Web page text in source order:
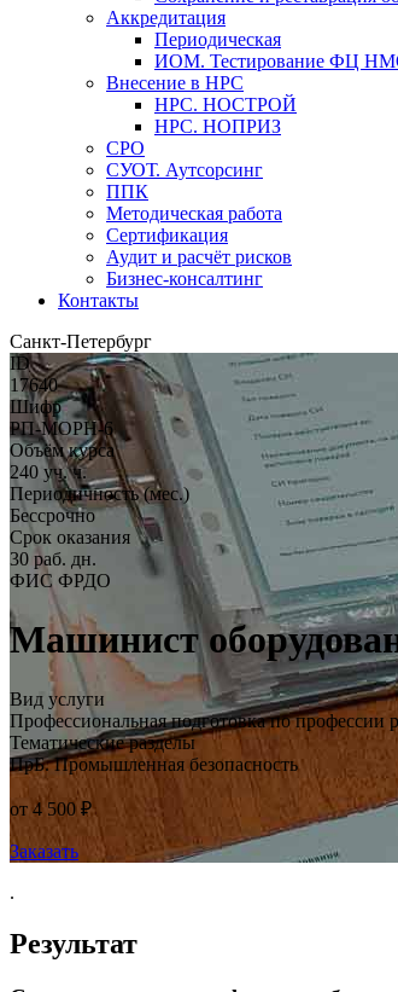
Аккредитация
Периодическая
ИОМ. Тестирование ФЦ
Внесение в НРС
НРС. НОСТРОЙ
НРС. НОПРИЗ
СРО
СУОТ. Аутсорсинг
ППК
Методическая работа
Сертификация
Аудит и расчёт рисков
Бизнес-консалтинг
Контакты
Санкт-Петербург
ID
17640
Шифр
РП-МОРН-6
Объём курса
240 уч. ч.
Периодичность (мес.)
Бессрочно
Срок оказания
30 раб. дн.
ФИС ФРДО
Машинист
Вид услуги
Профессиональная подготовка по профессии
Тематические разделы
ПрБ. Промышленная безопасность
от 4 500 ₽
Заказать
.
Результат